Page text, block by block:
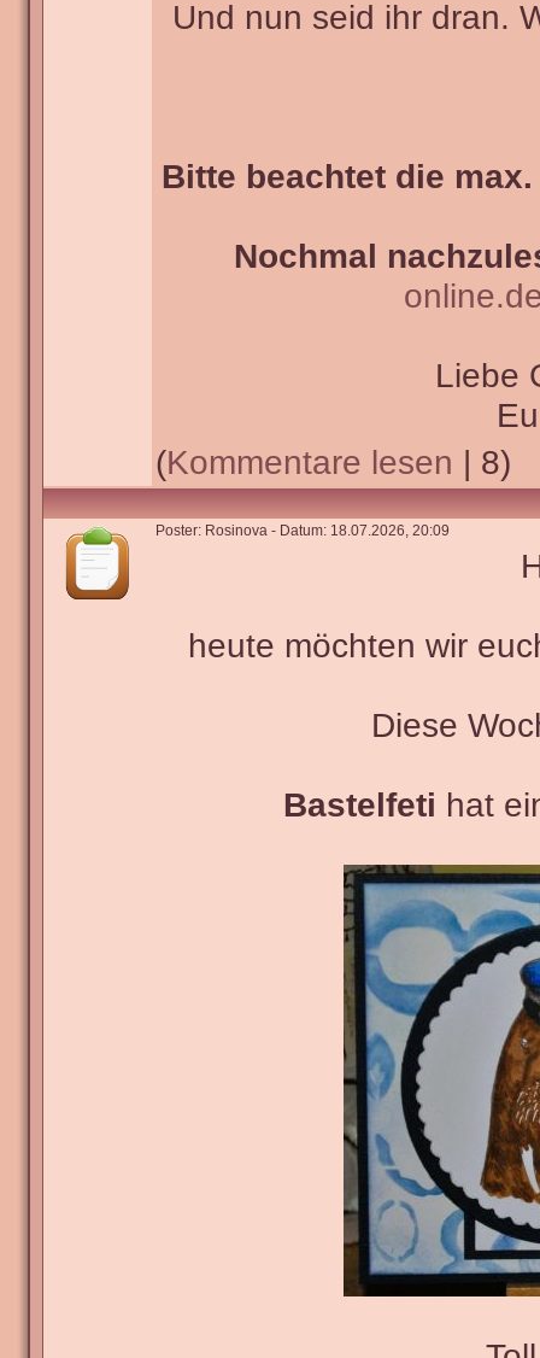
Und nun seid ihr dran.
Bitte beachtet die
Nochmal
Liebe
(Kommentare lesen | 8)
Poster: Rosinova - Datum: 18.07.2026, 20:09
heute möchten wir
Diese
Bastelfeti hat